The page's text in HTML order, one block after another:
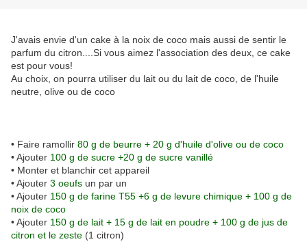
J'avais envie d'un cake à la noix de coco mais aussi de sentir le
parfum du citron....Si vous aimez l'association des deux, ce cake
est pour vous!
Au choix, on pourra utiliser du lait ou du lait de coco, de l'huile
neutre, olive ou de coco
• Faire ramollir 80 g de beurre + 20 g d'huile d'olive ou de coco
• Ajouter 100 g de sucre +20 g de sucre vanillé
• Monter et blanchir cet appareil
• Ajouter 3 oeufs un par un
• Ajouter 150 g de farine T55 +6 g de levure chimique + 100 g de
noix de coco
• Ajouter 150 g de lait + 15 g de lait en poudre + 100 g de jus de
citron et le zeste (1 citron)